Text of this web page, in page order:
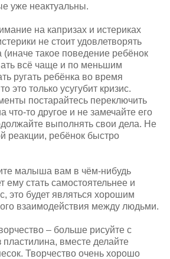
уже неактуальны.
на капризах и истериках
не стоит удовлетворять
(иначе такое поведение ребёнок
всё чаще и по меньшим
ругать ребёнка во время
это только усугубит кризис.
постарайтесь переключить
что-то другое и не замечайте его
выполнять свои дела. Не
реакции, ребёнок быстро
малыша вам в чём-нибудь
ему стать самостоятельнее и
это будет являться хорошим
взаимодействия между людьми.
– больше рисуйте с
пластилина, вместе делайте
Творчество очень хорошо